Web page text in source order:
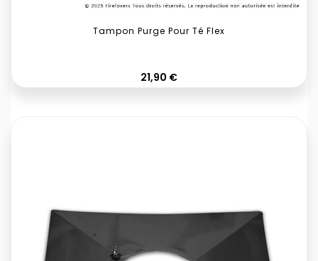
Tampon Purge Pour Té Flex
21,90 €Prix